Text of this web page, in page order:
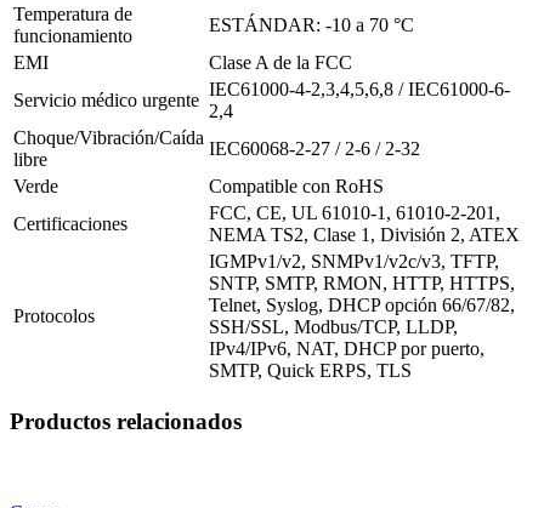
Temperatura de
funcionamiento
ESTÁNDAR: -10 a 70 °C
EMI
Clase A de la FCC
Servicio médico urgente
IEC61000-4-2,3,4,5,6,8 / IEC61000-6-
2,4
Choque/Vibración/Caída
libre
IEC60068-2-27 / 2-6 / 2-32
Verde
Compatible con RoHS
Certificaciones
FCC, CE, UL 61010-1, 61010-2-201,
NEMA TS2, Clase 1, División 2, ATEX
Protocolos
IGMPv1/v2, SNMPv1/v2c/v3, TFTP,
SNTP, SMTP, RMON, HTTP, HTTPS,
Telnet, Syslog, DHCP opción 66/67/82,
SSH/SSL, Modbus/TCP, LLDP,
IPv4/IPv6, NAT, DHCP por puerto,
SMTP, Quick ERPS, TLS
Productos relacionados